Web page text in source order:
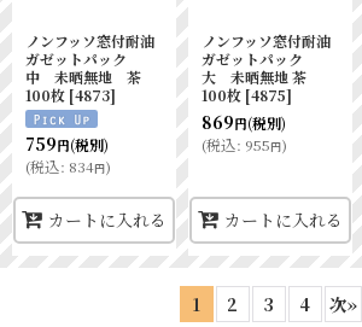
ノンフッソ窓付耐油
ガゼットパック
中 未晒無地 茶
100枚 [4873]
759円(税別)
(税込: 834円)
カートに入れる
ノンフッソ窓付耐油
ガゼットパック
大 未晒無地 茶
100枚 [4875]
869円(税別)
(税込: 955円)
カートに入れる
1 2 3 4 次»